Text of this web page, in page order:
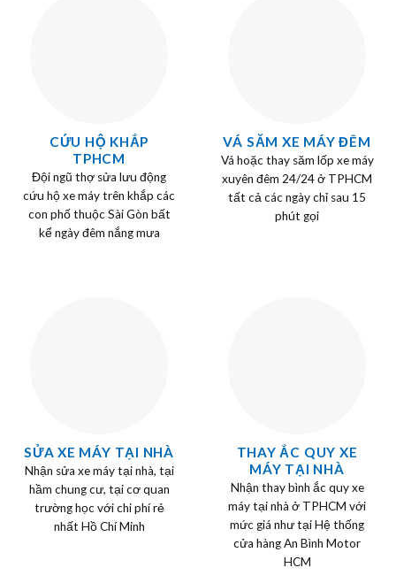
CỨU HỘ KHẮP
TPHCM
Đội ngũ thợ sửa lưu động
cứu hộ xe máy trên khắp các
con phố thuộc Sài Gòn bất
kể ngày đêm nắng mưa
VÁ SĂM XE MÁY ĐÊM
Vá hoặc thay săm lốp xe máy
xuyên đêm 24/24 ở TPHCM
tất cả các ngày chỉ sau 15
phút gọi
SỬA XE MÁY TẠI NHÀ
Nhận sửa xe máy tại nhà, tại
hầm chung cư, tại cơ quan
trường học với chi phí rẻ
nhất Hồ Chí Minh
THAY ẮC QUY XE
MÁY TẠI NHÀ
Nhận thay bình ắc quy xe
máy tại nhà ở TPHCM với
mức giá như tại Hệ thống
cửa hàng An Bình Motor
HCM